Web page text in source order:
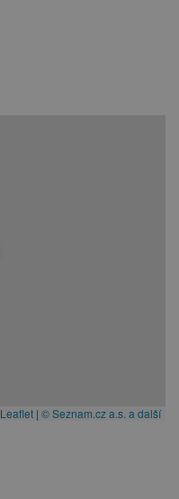
Leaflet | © Seznam.cz a.s. a další